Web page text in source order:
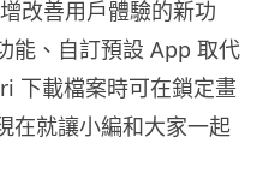
改善用戶體驗的新功
能、自訂預設 App 取代
下載檔案時可在鎖定畫
在就讓小編和大家一起